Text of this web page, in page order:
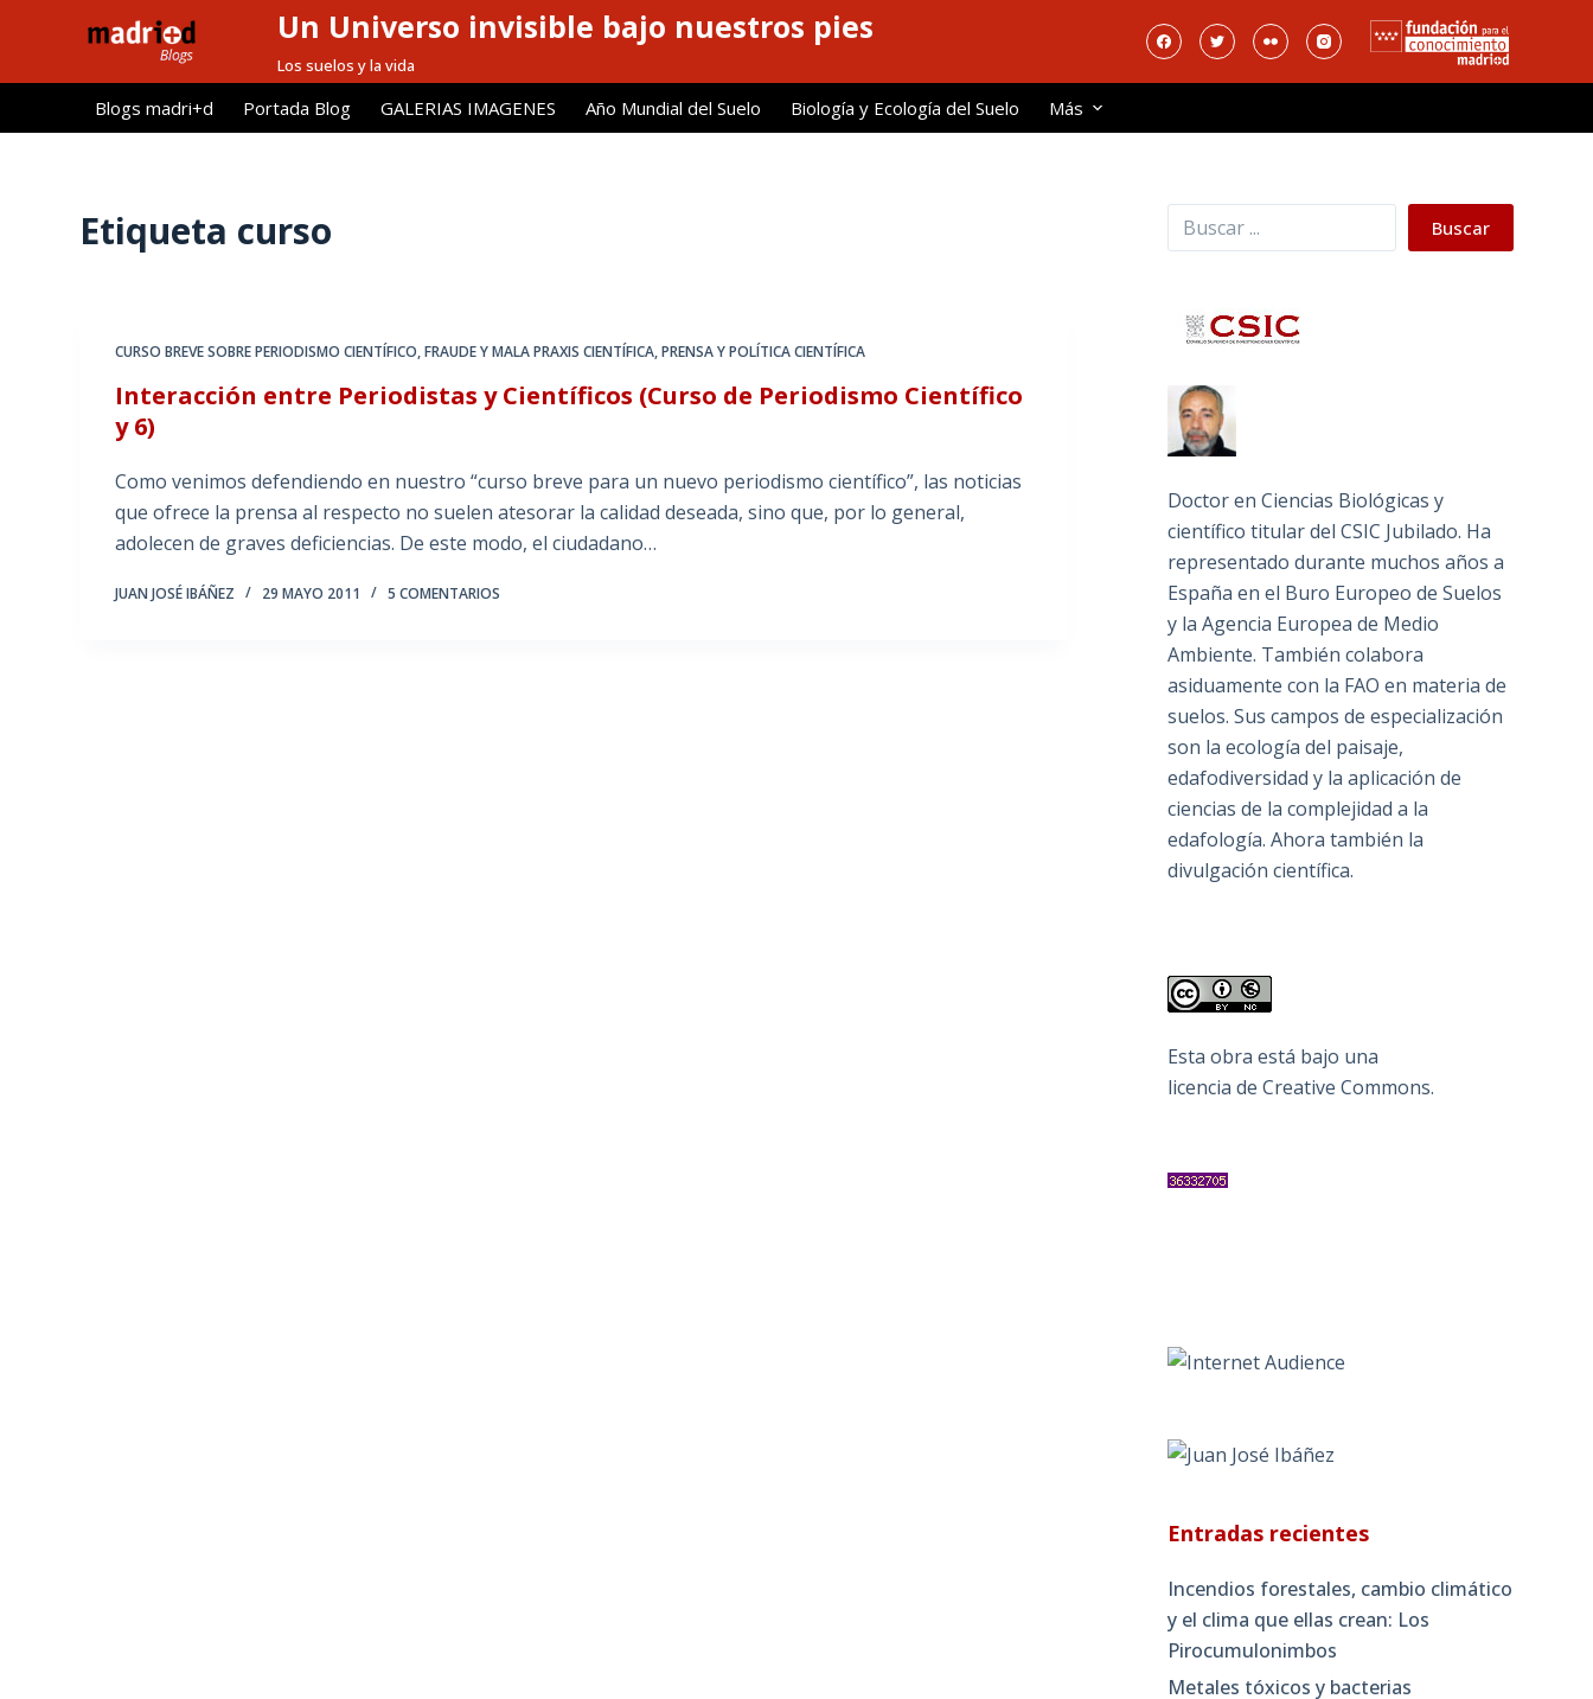
l
Un Universo invisible bajo nuestros pies
Los suelos y la vida
Blogs madri+d Portada Blog GALERIAS IMAGENES Año Mundial del Suelo Biología y Ecología del Suelo Más
Etiqueta curso
CURSO BREVE SOBRE PERIODISMO CIENTÍFICO,FRAUDE Y MALA PRAXIS CIENTÍFICA,PRENSA Y POLÍTICA CIENTÍFICA
Interacción entre Periodistas y Científicos (Curso de Periodismo Científico
y 6)
Como venimos defendiendo en nuestro “curso breve para un nuevo periodismo científico”, las noticias
que ofrece la prensa al respecto no suelen atesorar la calidad deseada, sino que, por lo general,
adolecen de graves deficiencias. De este modo, el ciudadano…
JUAN JOSÉ IBÁÑEZ 29 MAYO 2011 5 COMENTARIOS
Buscar Buscar
Doctor en Ciencias Biológicas y
científico titular del CSIC Jubilado. Ha
representado durante muchos años a
España en el Buro Europeo de Suelos
y la Agencia Europea de Medio
Ambiente. También colabora
asiduamente con la FAO en materia de
suelos. Sus campos de especialización
son la ecología del paisaje,
edafodiversidad y la aplicación de
ciencias de la complejidad a la
edafología. Ahora también la
divulgación científica.
Esta obra está bajo una
licencia de Creative Commons.
Entradas recientes
Incendios forestales, cambio climático
y el clima que ellas crean: Los
Pirocumulonimbos
Metales tóxicos y bacterias